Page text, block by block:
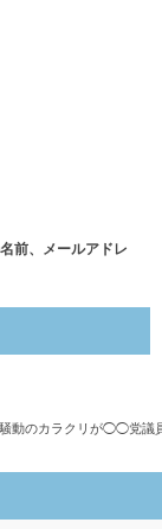
前、メールアドレ
動のカラクリが◯◯党議